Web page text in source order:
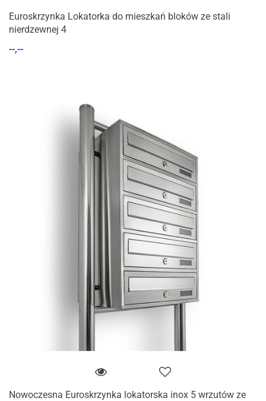
Euroskrzynka Lokatorka do mieszkań bloków ze stali
nierdzewnej 4
--,--
Nowoczesna Euroskrzynka lokatorska inox 5 wrzutów ze